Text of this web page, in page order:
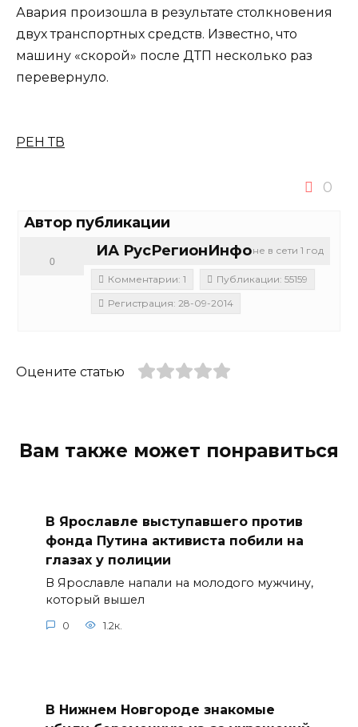
Авария произошла в результате столкновения
двух транспортных средств. Известно, что
машину «скорой» после ДТП несколько раз
перевернуло.
РЕН ТВ
0
Автор публикации
не в сети 1 год
ИА РусРегионИнфо
0
Комментарии: 1
Публикации: 55159
Регистрация: 28-09-2014
Оцените статью
Вам также может понравиться
В Ярославле выступавшего против
фонда Путина активиста побили на
глазах у полиции
В Ярославле напали на молодого мужчину,
который вышел
0 1.2к.
В Нижнем Новгороде знакомые